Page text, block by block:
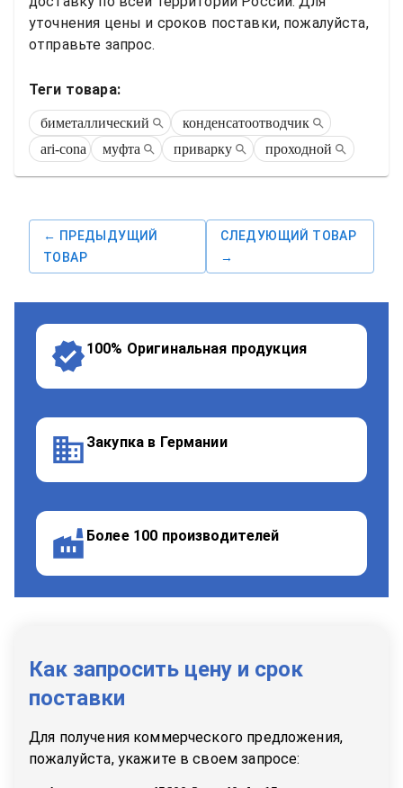
уточнения цены и сроков поставки, пожалуйста,
отправьте запрос.
Теги товара:
биметаллический
конденсатоотводчик
ari-cona
муфта приварку проходной
← ПРЕДЫДУЩИЙ
ТОВАР
СЛЕДУЮЩИЙ ТОВАР
→
100% Оригинальная продукция
Закупка в Германии
Более 100 производителей
Как запросить цену и срок
поставки
Для получения коммерческого предложения,
пожалуйста, укажите в своем запросе: